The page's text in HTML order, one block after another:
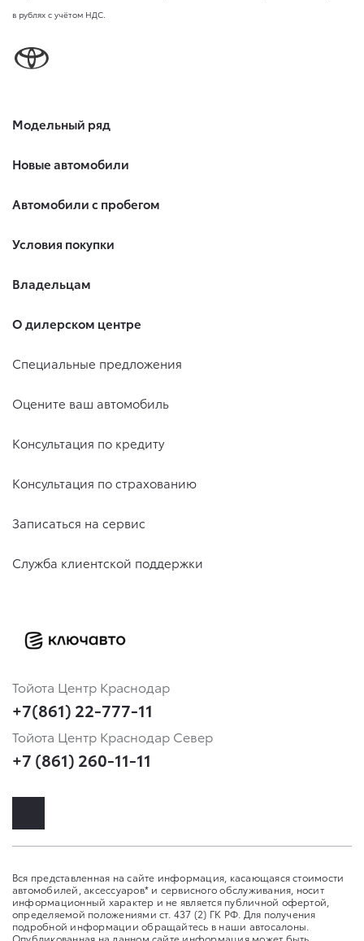
в рублях с учётом НДС.
Модельный ряд
Новые автомобили
Автомобили с пробегом
Условия покупки
Владельцам
О дилерском центре
Специальные предложения
Оцените ваш автомобиль
Консультация по кредиту
Консультация по страхованию
Записаться на сервис
Служба клиентской поддержки
Тойота Центр Краснодар
+7(861) 22-777-11
Тойота Центр Краснодар Север
+7 (861) 260-11-11
Вся представленная на сайте информация, касающаяся стоимости
автомобилей, аксессуаров* и сервисного обслуживания, носит
информационный характер и не является публичной офертой,
определяемой положениями ст. 437 (2) ГК РФ. Для получения
подробной информации обращайтесь в наши автосалоны.
Опубликованная на данном сайте информация может быть